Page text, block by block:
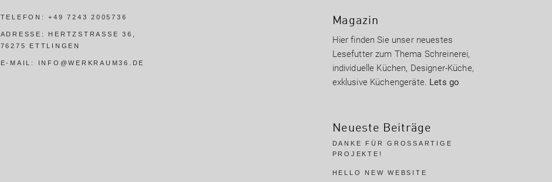
TELEFON:+49 7243 2005736
ADRESSE: HERTZSTRASSE 36,
76275 ETTLINGEN
E-MAIL: INFO@WERKRAUM36.DE
Magazin
Hier finden Sie unser neuestes
Lesefutter zum Thema Schreinerei,
individuelle Küchen, Designer-Küche,
exklusive Küchengeräte. Lets go
Neueste Beiträge
DANKE FÜR GROSSARTIGE P
ROJEKTE!
HELLO NEW WEBSITE